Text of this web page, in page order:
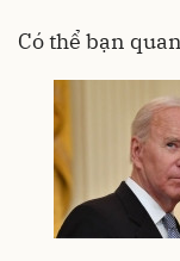
Có thể bạn